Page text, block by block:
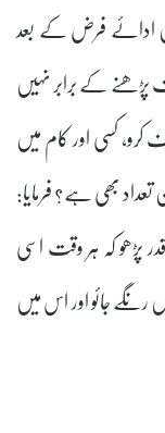
ادائے فرض کے بعد
کے برابر نہیں
کسی اور کام میں
بھی ہے؟ فرمایا:
کہ ہر وقت اسی
جائو اور اس میں